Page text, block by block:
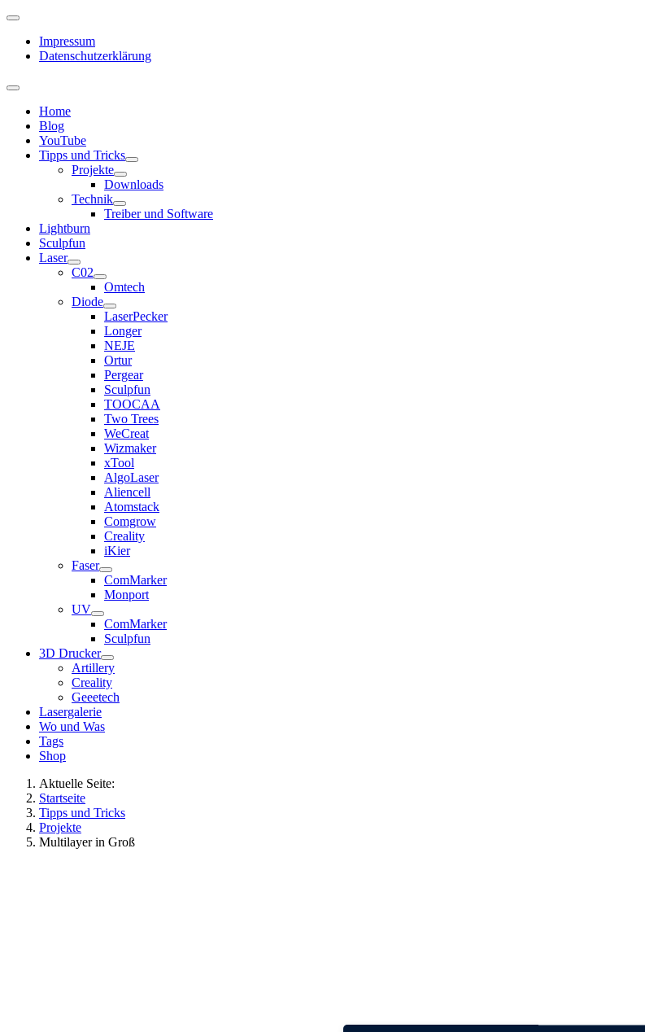
Impressum
Datenschutzerklärung
Home
Blog
YouTube
Tipps und Tricks
Projekte
Downloads
Technik
Treiber und Software
Lightburn
Sculpfun
Laser
C02
Omtech
Diode
LaserPecker
Longer
NEJE
Ortur
Pergear
Sculpfun
TOOCAA
Two Trees
WeCreat
Wizmaker
xTool
AlgoLaser
Aliencell
Atomstack
Comgrow
Creality
iKier
Faser
ComMarker
Monport
UV
ComMarker
Sculpfun
3D Drucker
Artillery
Creality
Geeetech
Lasergalerie
Wo und Was
Tags
Shop
Aktuelle Seite:
Startseite
Tipps und Tricks
Projekte
Multilayer in Groß